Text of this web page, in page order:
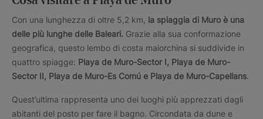
Con una lunghezza di oltre 5,2 km, la spiaggia di Muro è una
delle più lunghe delle Baleari. Grazie alla sua conformazione
geografica, questo lembo di costa maiorchina si suddivide in
quattro spiagge: Playa de Muro-Sector I, Playa de Muro-
Sector II, Playa de Muro-Es Comú e Playa de Muro-Capellans.
Quest’ultima rappresenta uno dei luoghi più apprezzati dagli
abitanti del posto per fare il bagno. Circondata da dune e